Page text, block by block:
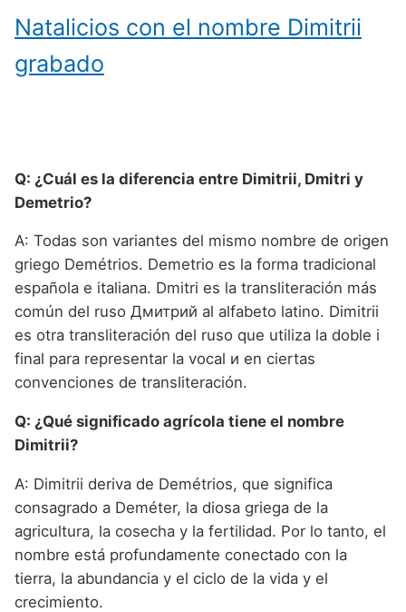
Natalicios con el nombre Dimitrii
grabado
Q: ¿Cuál es la diferencia entre Dimitrii, Dmitri y
Demetrio?
A: Todas son variantes del mismo nombre de origen
griego Demétrios. Demetrio es la forma tradicional
española e italiana. Dmitri es la transliteración más
común del ruso Дмитрий al alfabeto latino. Dimitrii
es otra transliteración del ruso que utiliza la doble i
final para representar la vocal и en ciertas
convenciones de transliteración.
Q: ¿Qué significado agrícola tiene el nombre
Dimitrii?
A: Dimitrii deriva de Demétrios, que significa
consagrado a Deméter, la diosa griega de la
agricultura, la cosecha y la fertilidad. Por lo tanto, el
nombre está profundamente conectado con la
tierra, la abundancia y el ciclo de la vida y el
crecimiento.